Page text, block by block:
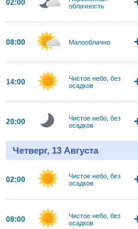
02:00
облачность
08:00 Малооблачно
14:00
Чистое небо, без
осадков
20:00
Чистое небо, без
осадков
Четверг, 13 Августа
02:00
Чистое небо, без
осадков
08:00
Чистое небо, без
осадков